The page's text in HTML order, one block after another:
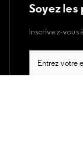
Soyez
Inscrivez-vous